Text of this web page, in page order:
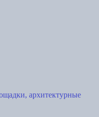
архитектурные